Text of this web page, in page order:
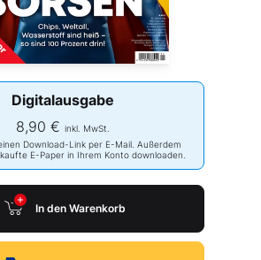
Digitalausgabe
8,90 € inkl. MwSt.
Download-Link per E-Mail. Außerdem
E-Paper in Ihrem Konto downloaden.
In den Warenkorb